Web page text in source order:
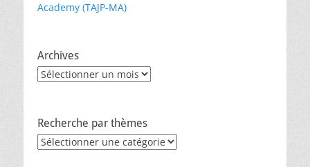
Academy (TAJP-MA)
Archives
Archives
Recherche par thèmes
Recherche